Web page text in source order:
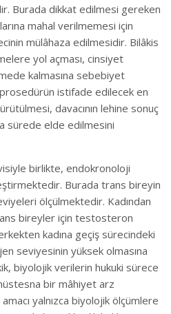
Burada dikkat edilmesi gereken
mahal verilmemesi için
mülâhaza edilmesidir. Bilâkis
yol açması, cinsiyet
kalmasına sebebiyet
istifade edilecek en
davacının lehine sonuç
sürede elde edilmesini
birlikte, endokronoloji
Burada trans bireyin
ölçülmektedir. Kadından
bireyler için testosteron
kadına geçiş sürecindeki
seviyesinin yüksek olmasına
biyolojik verilerin hukuki sürece
bir mâhiyet arz
yalnızca biyolojik ölçümlere